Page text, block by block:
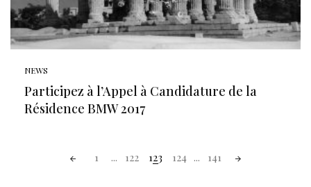
NEWS
Participez à l’Appel à Candidature de la
Résidence BMW 2017
1 ... 122 123 124 ... 141